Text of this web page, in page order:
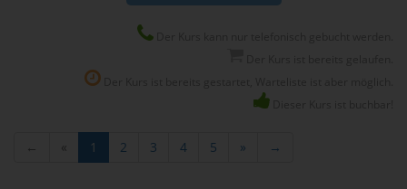
← « 1 2 3 4 5 » →